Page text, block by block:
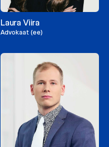
Laura Viira
Advokaat (ee)